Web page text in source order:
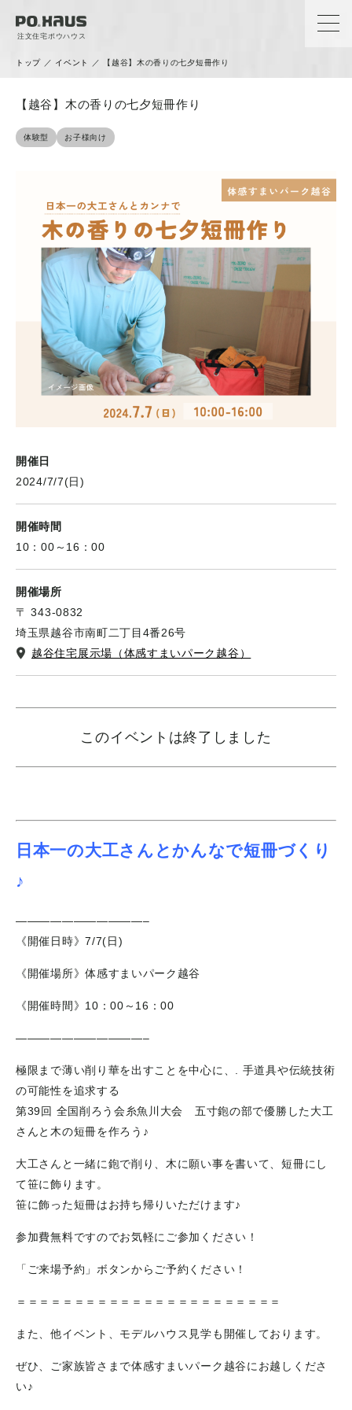
注文住宅ポウハウス
トップ ／ イベント ／ 【越谷】木の香りの七夕短冊作り
【越谷】木の香りの七夕短冊作り
体験型 お子様向け
開催日
2024/7/7(日)
開催時間
10：00～16：00
開催場所
〒 343-0832
埼玉県越谷市南町二丁目4番26号
越谷住宅展示場（体感すまいパーク越谷）
このイベントは終了しました
日本一の大工さんとかんなで短冊づくり
♪
———————————–
《開催日時》7/7(日)
《開催場所》体感すまいパーク越谷
《開催時間》10：00～16：00
———————————–
極限まで薄い削り華を出すことを中心に、. 手道具や伝統技術
の可能性を追求する
第39回 全国削ろう会糸魚川大会 五寸鉋の部で優勝した大工
さんと木の短冊を作ろう♪
大工さんと一緒に鉋で削り、木に願い事を書いて、短冊にし
て笹に飾ります。
笹に飾った短冊はお持ち帰りいただけます♪
参加費無料ですのでお気軽にご参加ください！
「ご来場予約」ボタンからご予約ください！
＝＝＝＝＝＝＝＝＝＝＝＝＝＝＝＝＝＝＝＝＝＝＝
また、他イベント、モデルハウス見学も開催しております。
ぜひ、ご家族皆さまで体感すまいパーク越谷にお越しくださ
い♪